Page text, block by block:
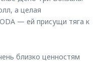
а целая
— ей присущи тяга к
близко ценностям